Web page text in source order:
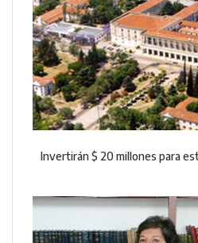
Invertirán $ 20 millones para